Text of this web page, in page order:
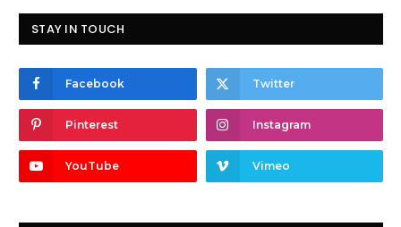
STAY IN TOUCH
Facebook Twitter
Pinterest Instagram
YouTube Vimeo